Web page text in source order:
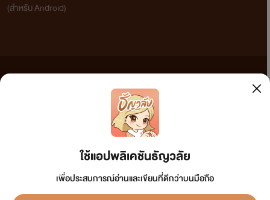
ใช้แอปพลิเคชันธัญวลัย
เพื่อประสบการณ์อ่านและเขียนที่ดีกว่าบนมือถือ
(สำหรับ Android)
เว็บไซต์แห่งนี้ไม่ได้เห็นด้วยและไม่ขอรับผิดชอบต่อข้อความใดๆ ทั้งสิ้น ดังนั้นผู้อ่านทุกท่านโปรดใช้
วิจารณญาณในการกลั่นกรองด้วยตนเอง และหากท่านพบข้อความใดๆ ที่ขัดต่อกฎหมายและศีลธรรม
กรุณาแจ้งมาที่ tunwalai@ookbee.com เพื่อทีมงานจะได้ดำเนินการในทันที ทั้งนี้ ทางเว็บไซต์ขอสงวน
ลิขสิทธิ์ตามพระราชบัญญัติลิขสิทธิ์ (ฉบับเพิ่มเติม) พ.ศ.2558